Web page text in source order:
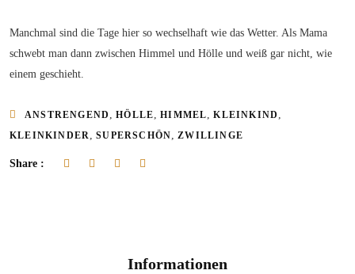
Manchmal sind die Tage hier so wechselhaft wie das Wetter. Als Mama
schwebt man dann zwischen Himmel und Hölle und weiß gar nicht, wie
einem geschieht.
ANSTRENGEND ,HÖLLE,HIMMEL,KLEINKIND ,
KLEINKINDER,SUPERSCHÖN,ZWILLINGE
Share :
Informationen